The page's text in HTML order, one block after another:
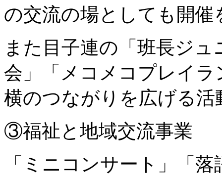
の交流の場としても開
また目子連の「班長ジ
会」「メコメコプレイ
横のつながりを広げる
③福祉と地域交流事業
「ミニコンサート」「